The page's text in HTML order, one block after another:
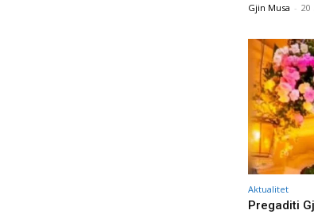
Gjin Musa - 20
Aktualitet
Pregaditi